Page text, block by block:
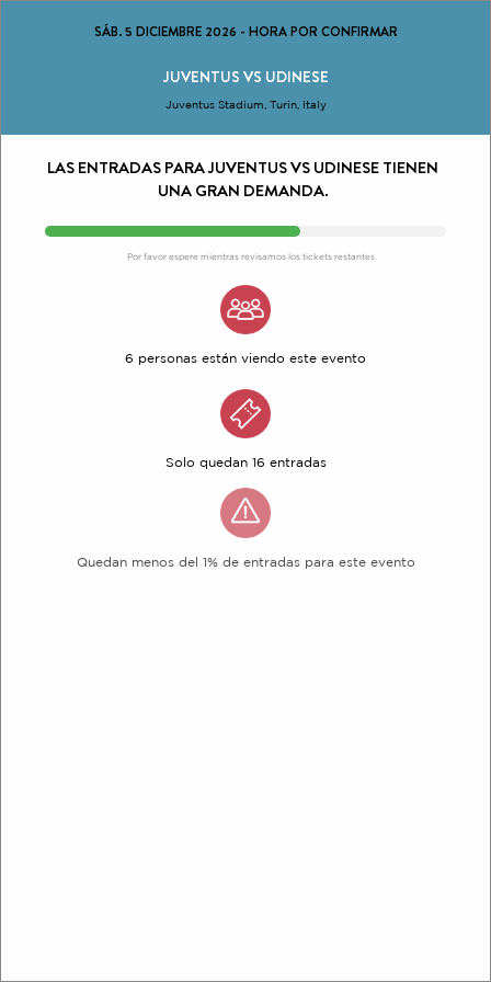
SÁB. 5 DICIEMBRE 2026 - HORA POR CONFIRMAR
JUVENTUS VS UDINESE
Juventus Stadium, Turin, Italy
LAS ENTRADAS PARA JUVENTUS VS UDINESE TIENEN
UNA GRAN DEMANDA.
Por favor espere mientras revisamos los tickets restantes
6 personas están viendo este evento
Solo quedan 16 entradas
Quedan menos del 1% de entradas para este evento